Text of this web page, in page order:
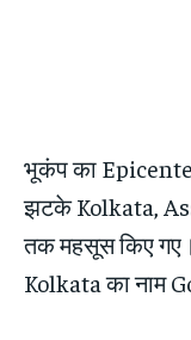
भूकंप का
झटके Kolkata,
तक महसूस किए
Kolkata का नाम